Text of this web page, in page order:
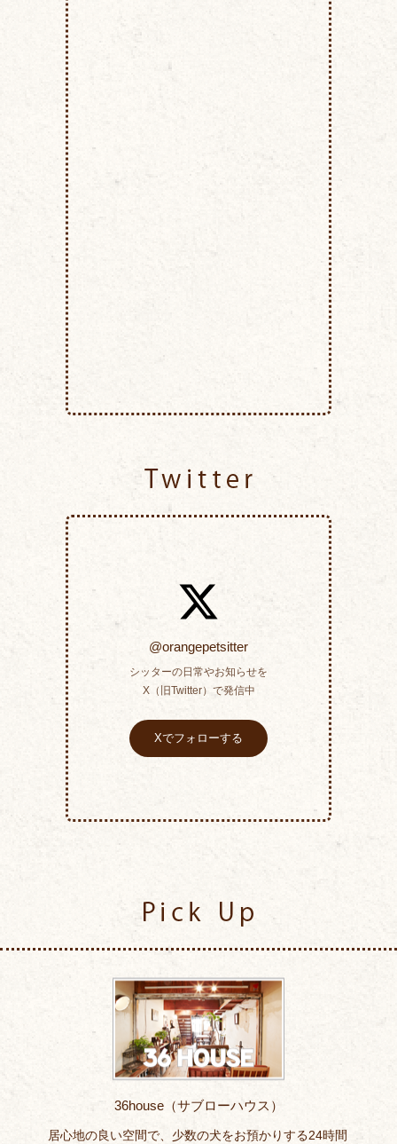
@orangepetsitter
シッターの日常やお知らせを
X（旧Twitter）で発信中
Xでフォローする
36house（サブローハウス）
居心地の良い空間で、少数の犬をお預かりする24時間